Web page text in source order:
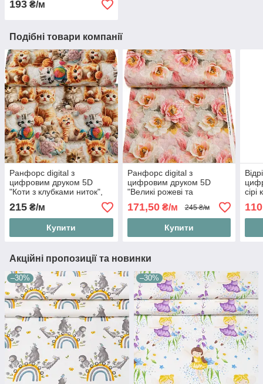
193 ₴/м
Подібні товари компанії
Ранфорс digital з
цифровим друком 5D
"Коти з клубками ниток",
215 ₴/м
Купити
Ранфорс digital з
цифровим друком 5D
"Великі рожеві та
зеленувато-бежеві квіти",
№5543
171,50₴/м 245 ₴/м
Купити
сірі
Акційні пропозиції та новинки
–30% –30%